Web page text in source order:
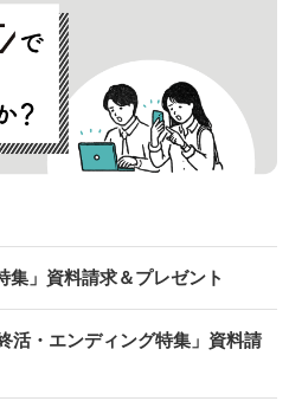
集」資料請求＆プレゼント
活・エンディング特集」資料請